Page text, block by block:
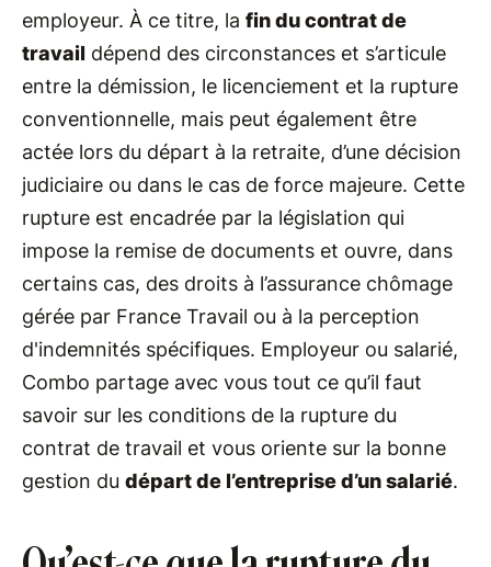
employeur. À ce titre, la fin du contrat de
travail dépend des circonstances et s’articule
entre la démission, le licenciement et la rupture
conventionnelle, mais peut également être
actée lors du départ à la retraite, d’une décision
judiciaire ou dans le cas de force majeure. Cette
rupture est encadrée par la législation qui
impose la remise de documents et ouvre, dans
certains cas, des droits à l’assurance chômage
gérée par France Travail ou à la perception
d'indemnités spécifiques. Employeur ou salarié,
Combo partage avec vous tout ce qu’il faut
savoir sur les conditions de la rupture du
contrat de travail et vous oriente sur la bonne
gestion du départ de l’entreprise d’un salarié.